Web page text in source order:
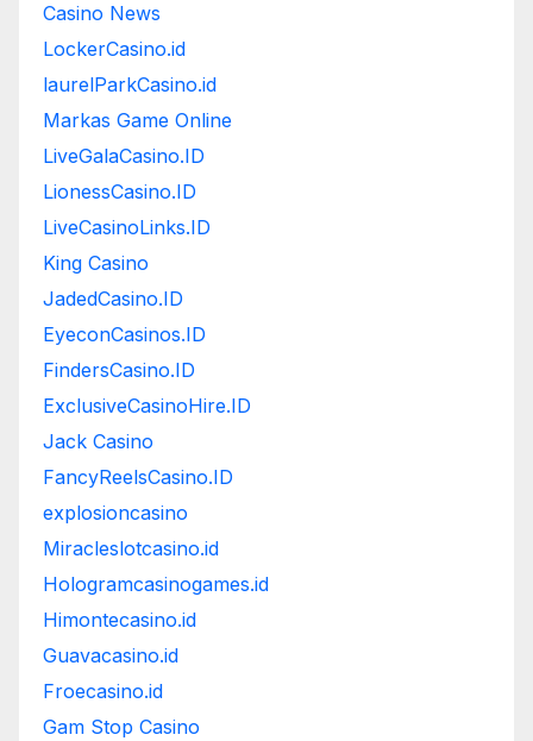
Casino News
LockerCasino.id
laurelParkCasino.id
Markas Game Online
LiveGalaCasino.ID
LionessCasino.ID
LiveCasinoLinks.ID
King Casino
JadedCasino.ID
EyeconCasinos.ID
FindersCasino.ID
ExclusiveCasinoHire.ID
Jack Casino
FancyReelsCasino.ID
explosioncasino
Miracleslotcasino.id
Hologramcasinogames.id
Himontecasino.id
Guavacasino.id
Froecasino.id
Gam Stop Casino